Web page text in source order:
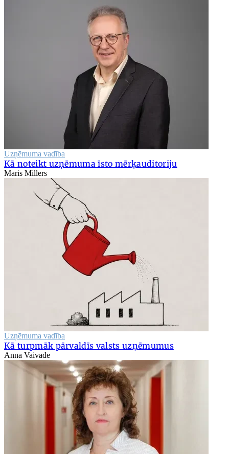
Uzņēmuma vadība
Kā noteikt uzņēmuma īsto mērķauditoriju
Māris Millers
Uzņēmuma vadība
Kā turpmāk pārvaldīs valsts uzņēmumus
Anna Vaivade